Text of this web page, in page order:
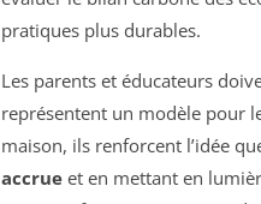
pratiques plus durables.
Les parents et éducateurs
représentent un modèle pour
maison, ils renforcent l’idée
accrue et en mettant en